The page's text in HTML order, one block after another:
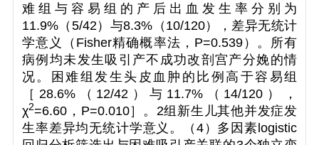
难组与容易组的产后出血发生率分别为
11.9%（5/42）与8.3%（10/120），差异无统计
学意义（Fisher精确概率法， P=0.539）。所有
病例均未发生吸引产不成功改剖宫产分娩的情
况。困难组发生头皮血肿的比例高于容易组
［28.6%（12/42）与11.7%（14/120），
χ2=6.60， P=0.010］。2组新生儿其他并发症发
生率差异均无统计学意义。（4）多因素logistic